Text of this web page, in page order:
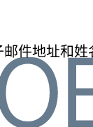
件地址和